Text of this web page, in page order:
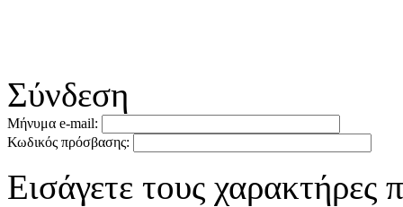
Σύνδεση
Μήνυμα e-mail:
Κωδικός πρόσβασης:
Εισάγετε τους χαρακτήρες